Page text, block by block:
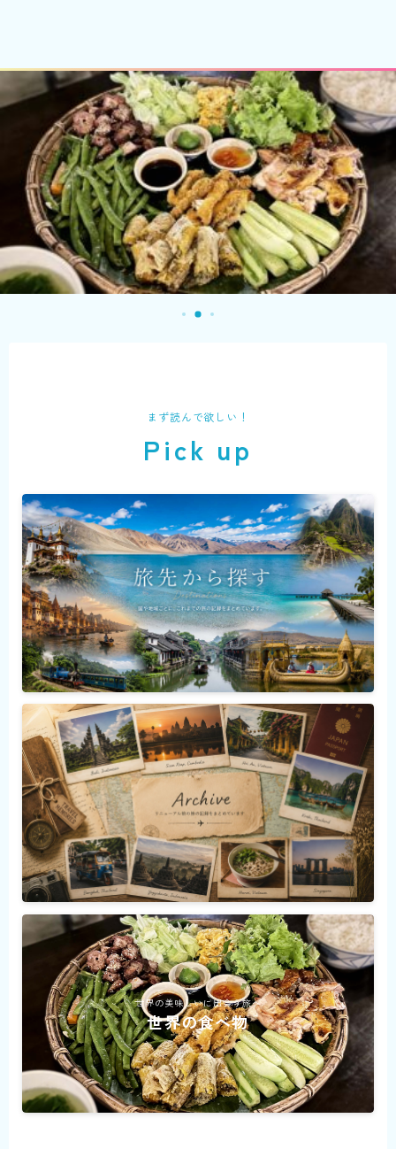
まず読んで欲しい！
Pick up
世界の美味しいに出会う旅へ
世界の食べ物